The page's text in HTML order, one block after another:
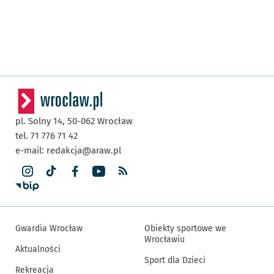
pl. Solny 14, 50-062 Wrocław
tel. 71 776 71 42
e-mail: redakcja@araw.pl
Gwardia Wrocław
Aktualności
Rekreacja
Obiekty sportowe we
Wrocławiu
Sport dla Dzieci